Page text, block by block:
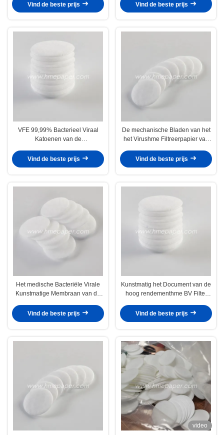
Vind de beste prijs
Vind de beste prijs
VFE 99,99% Bacterieel Viraal
Katoenen van de
Neus Blad
Vind de beste prijs
De mechanische Bladen van het
het Virushme Filtreerpapier van
Vind de beste prijs
Het medische Bacteriële Virale
Kunstmatige Membraan van de
Filter
Vind de beste prijs
Kunstmatig het Document van de
hoog rendementhme BV Filter
Vind de beste prijs
video